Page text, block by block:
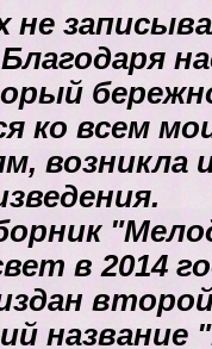
не
Благодаря
ко всем
возникла
в 2014
название